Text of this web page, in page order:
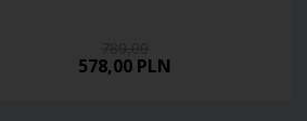
578,00 PLN